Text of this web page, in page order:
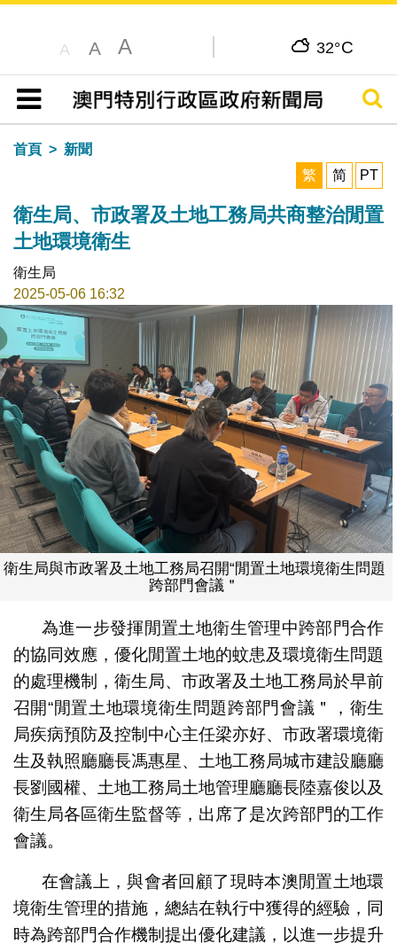
A A A 32°C
目錄
搜尋
首頁
新聞
繁
简 PT
衛生局、市政署及土地工務局共商整治閒置
土地環境衛生
衛生局
2025-05-06 16:32
衛生局與市政署及土地工務局召開“閒置土地環境衛生問題
跨部門會議＂
為進一步發揮閒置土地衛生管理中跨部門合作
的協同效應，優化閒置土地的蚊患及環境衛生問題
的處理機制，衛生局、市政署及土地工務局於早前
召開“閒置土地環境衛生問題跨部門會議＂，衛生
局疾病預防及控制中心主任梁亦好、市政署環境衛
生及執照廳廳長馮惠星、土地工務局城市建設廳廳
長劉國權、土地工務局土地管理廳廳長陸嘉俊以及
衛生局各區衛生監督等，出席了是次跨部門的工作
會議。
在會議上，與會者回顧了現時本澳閒置土地環
境衛生管理的措施，總結在執行中獲得的經驗，同
時為跨部門合作機制提出優化建議，以進一步提升